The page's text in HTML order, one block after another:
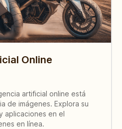
Online
artificial online está
de imágenes. Explora su
aplicaciones en el
en línea.